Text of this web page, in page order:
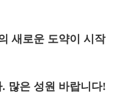
새로운 도약이 시작
많은 성원 바랍니다!